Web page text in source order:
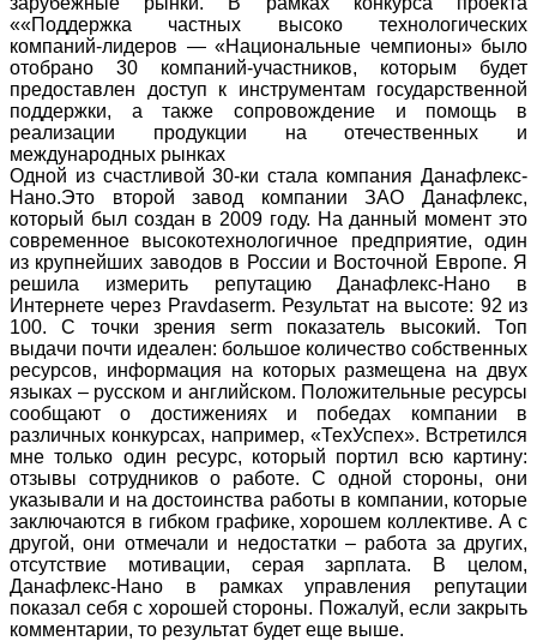
««Поддержка частных высоко технологических
компаний-лидеров — «Национальные чемпионы» было
отобрано 30 компаний-участников, которым будет
предоставлен доступ к инструментам государственной
поддержки, а также сопровождение и помощь в
реализации продукции на отечественных и
международных рынках
Одной из счастливой 30-ки стала компания Данафлекс-
Нано.Это второй завод компании ЗАО Данафлекс,
который был создан в 2009 году. На данный момент это
современное высокотехнологичное предприятие, один
из крупнейших заводов в России и Восточной Европе. Я
решила измерить репутацию Данафлекс-Нано в
Интернете через Pravdaserm. Результат на высоте: 92 из
100. С точки зрения serm показатель высокий. Топ
выдачи почти идеален: большое количество собственных
ресурсов, информация на которых размещена на двух
языках – русском и английском. Положительные ресурсы
сообщают о достижениях и победах компании в
различных конкурсах, например, «ТехУспех». Встретился
мне только один ресурс, который портил всю картину:
отзывы сотрудников о работе. С одной стороны, они
указывали и на достоинства работы в компании, которые
заключаются в гибком графике, хорошем коллективе. А с
другой, они отмечали и недостатки – работа за других,
отсутствие мотивации, серая зарплата. В целом,
Данафлекс-Нано в рамках управления репутации
показал себя с хорошей стороны. Пожалуй, если закрыть
комментарии, то результат будет еще выше.